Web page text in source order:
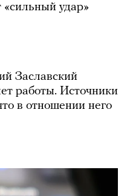
удар»
Заславский
работы. Источники
в отношении него